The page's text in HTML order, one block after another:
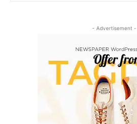
- Advertisement -